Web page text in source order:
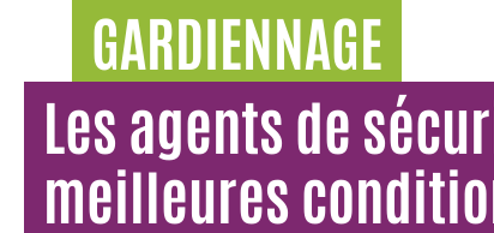
GARDIENNAGE
Les agents de
meilleures